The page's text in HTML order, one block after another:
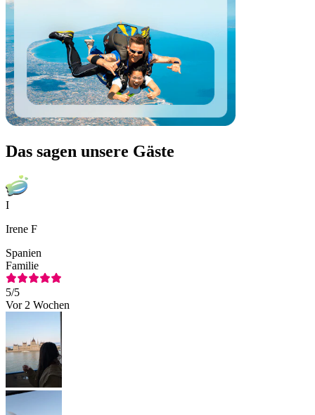
Das sagen unsere Gäste
I
Irene F
Spanien
Familie
5/5
Vor 2 Wochen